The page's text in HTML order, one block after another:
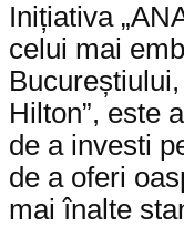
Inițiativa
celui mai
Hilton”, este
de a investi
de a oferi
mai înalte